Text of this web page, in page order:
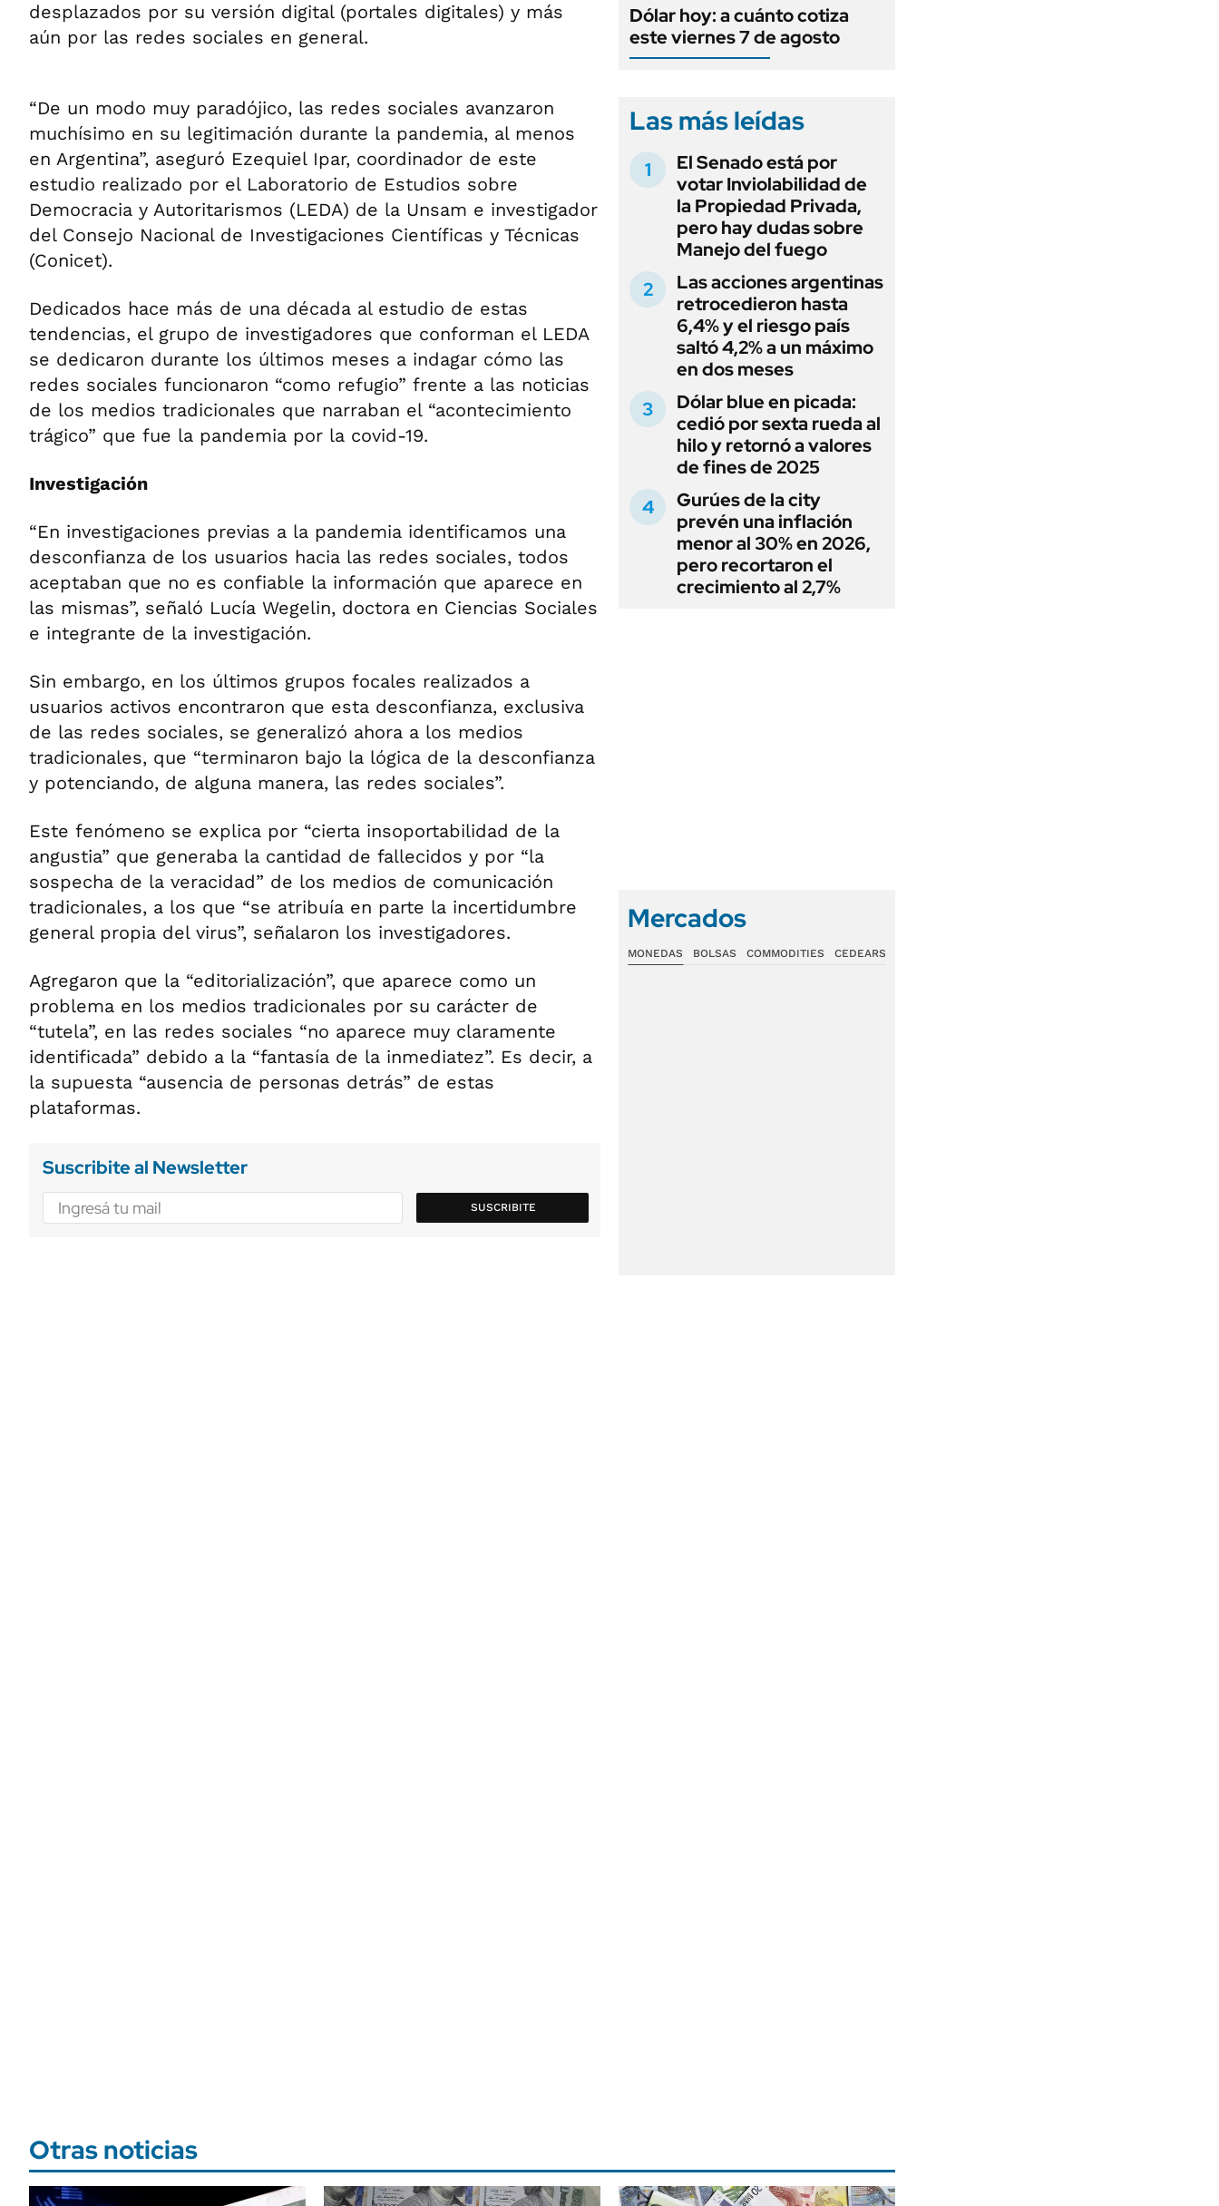
desplazados por su versión digital (portales digitales) y más
aún por las redes sociales en general.
“De un modo muy paradójico, las redes sociales avanzaron
muchísimo en su legitimación durante la pandemia, al menos
en Argentina”, aseguró Ezequiel Ipar, coordinador de este
estudio realizado por el Laboratorio de Estudios sobre
Democracia y Autoritarismos (LEDA) de la Unsam e investigador
del Consejo Nacional de Investigaciones Científicas y Técnicas
(Conicet).
Dedicados hace más de una década al estudio de estas
tendencias, el grupo de investigadores que conforman el LEDA
se dedicaron durante los últimos meses a indagar cómo las
redes sociales funcionaron “como refugio” frente a las noticias
de los medios tradicionales que narraban el “acontecimiento
trágico” que fue la pandemia por la covid-19.
Investigación
“En investigaciones previas a la pandemia identificamos una
desconfianza de los usuarios hacia las redes sociales, todos
aceptaban que no es confiable la información que aparece en
las mismas”, señaló Lucía Wegelin, doctora en Ciencias Sociales
e integrante de la investigación.
Sin embargo, en los últimos grupos focales realizados a
usuarios activos encontraron que esta desconfianza, exclusiva
de las redes sociales, se generalizó ahora a los medios
tradicionales, que “terminaron bajo la lógica de la desconfianza
y potenciando, de alguna manera, las redes sociales”.
Este fenómeno se explica por “cierta insoportabilidad de la
angustia” que generaba la cantidad de fallecidos y por “la
sospecha de la veracidad” de los medios de comunicación
tradicionales, a los que “se atribuía en parte la incertidumbre
general propia del virus”, señalaron los investigadores.
Agregaron que la “editorialización”, que aparece como un
problema en los medios tradicionales por su carácter de
“tutela”, en las redes sociales “no aparece muy claramente
identificada” debido a la “fantasía de la inmediatez”. Es decir, a
la supuesta “ausencia de personas detrás” de estas
plataformas.
Suscribite al Newsletter
SUSCRIBITE
Dólar hoy: a cuánto cotiza
este viernes 7 de agosto
Las más leídas
El Senado está por
votar Inviolabilidad de
la Propiedad Privada,
pero hay dudas sobre
Manejo del fuego
Las acciones argentinas
retrocedieron hasta
6,4% y el riesgo país
saltó 4,2% a un máximo
en dos meses
Dólar blue en picada:
cedió por sexta rueda al
hilo y retornó a valores
de fines de 2025
Gurúes de la city
prevén una inflación
menor al 30% en 2026,
pero recortaron el
crecimiento al 2,7%
Mercados
MONEDAS BOLSAS COMMODITIES CEDEARS
Otras noticias